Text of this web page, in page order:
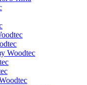
Woodtec